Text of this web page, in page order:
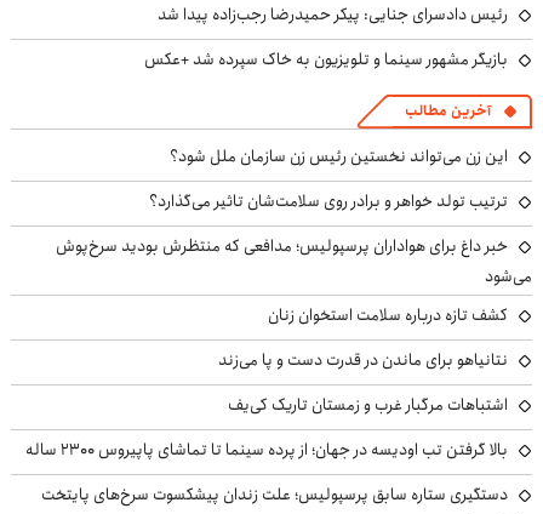
رئیس دادسرای جنایی: پیکر حمیدرضا رجب‌زاده پیدا شد
بازیگر مشهور سینما و تلویزیون به خاک سپرده شد +عکس
آخرین مطالب
این زن می‌تواند نخستین رئیس زن سازمان ملل شود؟
ترتیب تولد خواهر و برادر روی سلامت‌شان تاثیر می‌گذارد؟
خبر داغ برای هواداران پرسپولیس؛ مدافعی که منتظرش بودید سرخ‌پوش
می‌شود
کشف تازه درباره سلامت استخوان زنان
نتانیاهو برای ماندن در قدرت دست و پا می‌زند
اشتباهات مرگبار غرب و زمستان تاریک کی‌یف
بالا گرفتن تب اودیسه در جهان؛ از پرده سینما تا تماشای پاپیروس ۲۳۰۰ ساله
دستگیری ستاره سابق پرسپولیس؛ علت زندان پیشکسوت سرخ‌های پایتخت